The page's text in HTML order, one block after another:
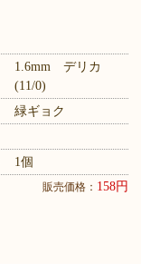
1.6mm デリカ
(11/0)
緑ギョク
1個
販売価格： 158円